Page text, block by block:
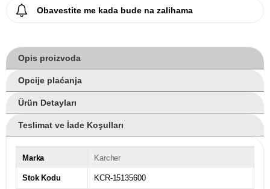
Obavestite me kada bude na zalihama
Opis proizvoda
Opcije plaćanja
Ürün Detayları
Teslimat ve İade Koşulları
Marka Karcher
Stok Kodu KCR-15135600